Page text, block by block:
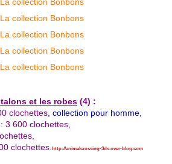
et les robes (4) :
clochettes, collection pour homme,
3 600 clochettes,
clochettes. http://animalcrossing-3ds.over-blog.com